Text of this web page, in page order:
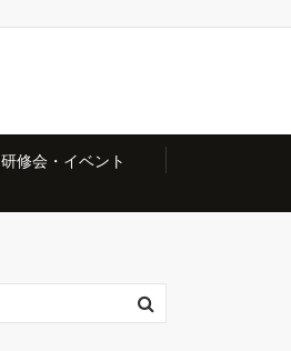
研修会・イベント